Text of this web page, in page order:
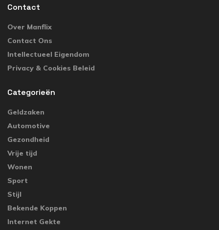
Contact
Over Manflix
Contact Ons
Intellectueel Eigendom
Privacy & Cookies Beleid
Categorieën
Geldzaken
Automotive
Gezondheid
Vrije tijd
Wonen
Sport
Stijl
Bekende Koppen
Internet Gekte